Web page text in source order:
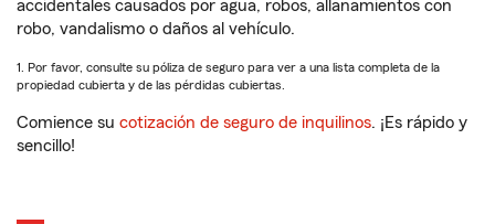
accidentales causados por agua, robos, allanamientos con
robo, vandalismo o daños al vehículo.
1. Por favor, consulte su póliza de seguro para ver a una lista completa de la
propiedad cubierta y de las pérdidas cubiertas.
Comience su cotización de seguro de inquilinos. ¡Es rápido y
sencillo!